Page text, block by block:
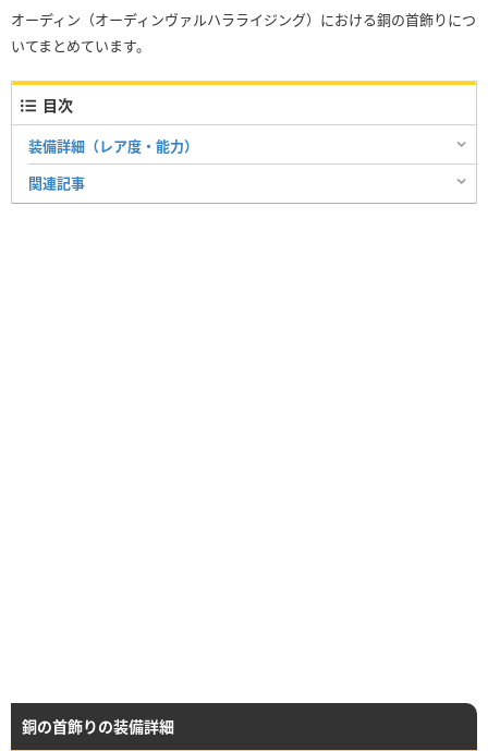
オーディン（オーディンヴァルハラライジング）における銅の首飾りにつ
いてまとめています。
目次
装備詳細（レア度・能力）
関連記事
銅の首飾りの装備詳細